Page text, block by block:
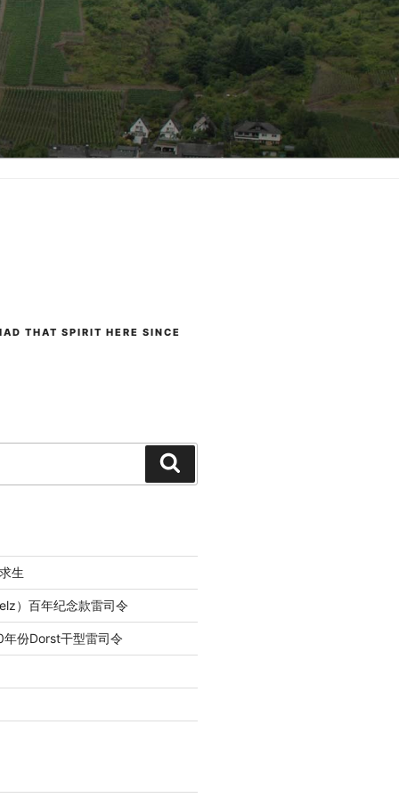
THAT SPIRIT HERE SINCE
生
）百年纪念款雷司令
份Dorst干型雷司令